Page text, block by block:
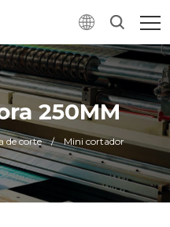
250MM
de corte / Mini cortador0